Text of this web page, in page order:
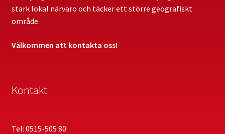
Heta Arbeten – utbildning
HLR med hjärtstartare
Övriga kurser
stark lokal närvaro och täcker ett större geografiskt
område.
Välkommen att kontakta oss!
Kontakt
Tel: 0515-505 80